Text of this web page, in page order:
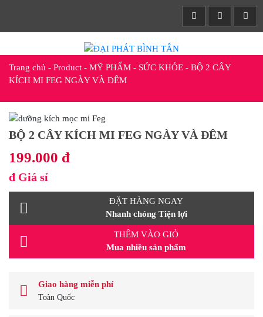
Trang chủ - Product - MỸ PHẨM - SỨC KHỎE - BỘ 2 CÂY
KÍCH MI FEG NGÀY VÀ ĐÊM
BỘ 2 CÂY KÍCH MI FEG NGÀY VÀ ĐÊM
199.000 đ
đ Giá sỉ
ĐẶT HÀNG NGAY
Nhanh chóng Tiện lợi
THÊM VÀO GIỎ
Mua nhiều sản phẩm
Giao hàng miễn phí
Toàn Quốc